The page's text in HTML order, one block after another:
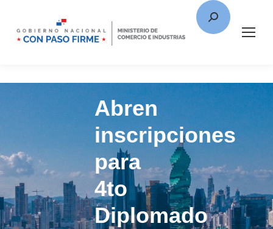
Abren
inscripciones
para
4to
Diplomado